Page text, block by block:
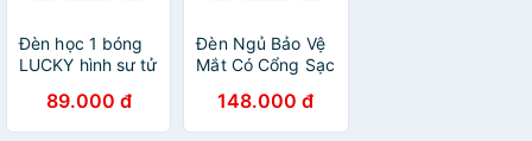
Đèn học 1 bóng
LUCKY hình sư tử
89.000 đ
Đèn Ngủ Bảo Vệ
Mắt Có Cổng Sạc
Chân Mèo Dễ
Thương
148.000 đ